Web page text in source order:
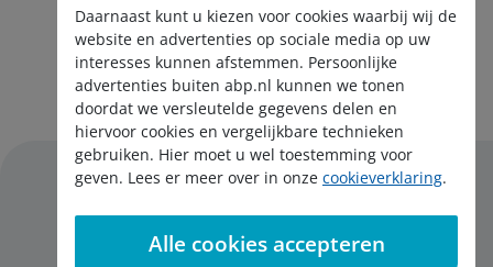
Aanmelden nieuwsbrief
Disclaimer
Daarnaast kunt u kiezen voor cookies waarbij wij de
website en advertenties op sociale media op uw
interesses kunnen afstemmen. Persoonlijke
advertenties buiten abp.nl kunnen we tonen
doordat we versleutelde gegevens delen en
hiervoor cookies en vergelijkbare technieken
gebruiken. Hier moet u wel toestemming voor
geven. Lees er meer over in onze cookieverklaring.
Alle cookies accepteren